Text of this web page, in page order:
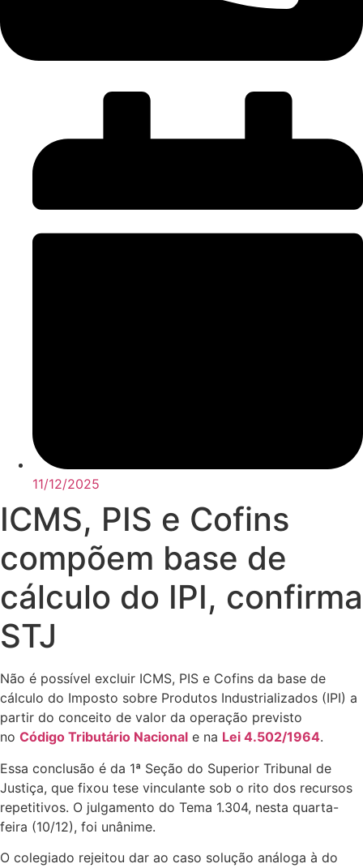
11/12/2025
ICMS, PIS e Cofins
compõem base de
cálculo do IPI, confirma
STJ
Não é possível excluir ICMS, PIS e Cofins da base de
cálculo do Imposto sobre Produtos Industrializados (IPI) a
partir do conceito de valor da operação previsto
no Código Tributário Nacional e na Lei 4.502/1964.
Essa conclusão é da 1ª Seção do Superior Tribunal de
Justiça, que fixou tese vinculante sob o rito dos recursos
repetitivos. O julgamento do Tema 1.304, nesta quarta-
feira (10/12), foi unânime.
O colegiado rejeitou dar ao caso solução análoga à do